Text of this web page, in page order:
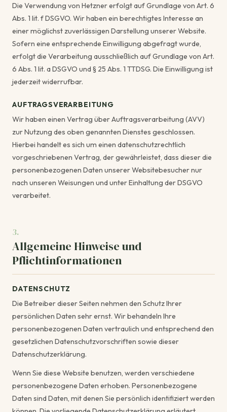
Die Verwendung von Hetzner erfolgt auf Grundlage von Art. 6
Abs. 1 lit. f DSGVO. Wir haben ein berechtigtes Interesse an
einer möglichst zuverlässigen Darstellung unserer Website.
Sofern eine entsprechende Einwilligung abgefragt wurde,
erfolgt die Verarbeitung ausschließlich auf Grundlage von Art.
6 Abs. 1 lit. a DSGVO und § 25 Abs. 1 TTDSG. Die Einwilligung ist
jederzeit widerrufbar.
AUFTRAGSVERARBEITUNG
Wir haben einen Vertrag über Auftragsverarbeitung (AVV)
zur Nutzung des oben genannten Dienstes geschlossen.
Hierbei handelt es sich um einen datenschutzrechtlich
vorgeschriebenen Vertrag, der gewährleistet, dass dieser die
personenbezogenen Daten unserer Websitebesucher nur
nach unseren Weisungen und unter Einhaltung der DSGVO
verarbeitet.
3.
Allgemeine Hinweise und
Pflichtinformationen
DATENSCHUTZ
Die Betreiber dieser Seiten nehmen den Schutz Ihrer
persönlichen Daten sehr ernst. Wir behandeln Ihre
personenbezogenen Daten vertraulich und entsprechend den
gesetzlichen Datenschutzvorschriften sowie dieser
Datenschutzerklärung.
Wenn Sie diese Website benutzen, werden verschiedene
personenbezogene Daten erhoben. Personenbezogene
Daten sind Daten, mit denen Sie persönlich identifiziert werden